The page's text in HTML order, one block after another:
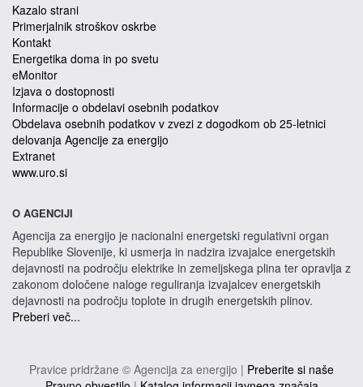
Kazalo strani
Primerjalnik stroškov oskrbe
Kontakt
Energetika doma in po svetu
eMonitor
Izjava o dostopnosti
Informacije o obdelavi osebnih podatkov
Obdelava osebnih podatkov v zvezi z dogodkom ob 25-letnici
delovanja Agencije za energijo
Extranet
www.uro.si
O AGENCIJI
Agencija za energijo je nacionalni energetski regulativni organ
Republike Slovenije, ki usmerja in nadzira izvajalce energetskih
dejavnosti na področju elektrike in zemeljskega plina ter opravlja z
zakonom določene naloge reguliranja izvajalcev energetskih
dejavnosti na področju toplote in drugih energetskih plinov.
Preberi več...
Pravice pridržane © Agencija za energijo | Preberite si naše